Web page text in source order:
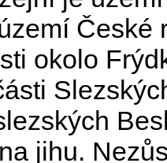
České
okolo
jihu.